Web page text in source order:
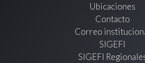
Ubicaciones
Contacto
Correo
SIGEFI
SIGEFI